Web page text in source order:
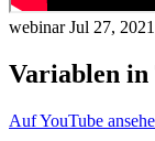
webinarJul 27, 2021
Variablen in
Auf YouTube